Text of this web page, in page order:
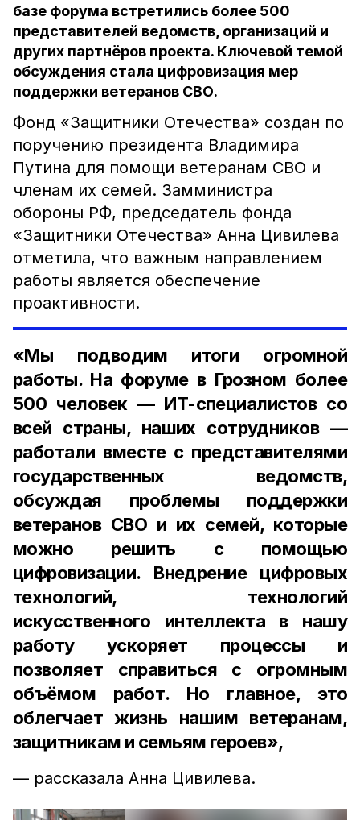
базе форума встретились более 500
представителей ведомств, организаций и
других партнёров проекта. Ключевой темой
обсуждения стала цифровизация мер
поддержки ветеранов СВО.
Фонд «Защитники Отечества» создан по
поручению президента Владимира
Путина для помощи ветеранам СВО и
членам их семей. Замминистра
обороны РФ, председатель фонда
«Защитники Отечества» Анна Цивилева
отметила, что важным направлением
работы является обеспечение
проактивности.
«Мы подводим итоги огромной
работы. На форуме в Грозном более
500 человек — ИТ-специалистов со
всей страны, наших сотрудников —
работали вместе с представителями
государственных ведомств,
обсуждая проблемы поддержки
ветеранов СВО и их семей, которые
можно решить с помощью
цифровизации. Внедрение цифровых
технологий, технологий
искусственного интеллекта в нашу
работу ускоряет процессы и
позволяет справиться с огромным
объёмом работ. Но главное, это
облегчает жизнь нашим ветеранам,
защитникам и семьям героев»,
— рассказала Анна Цивилева.